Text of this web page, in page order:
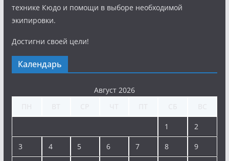
технике Кюдо и помощи в выборе необходимой
экипировки.
Достигни своей цели!
Календарь
Август 2026
1 2
3 4 5 6 7 8 9